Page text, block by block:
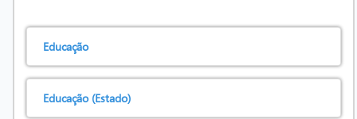
Educação
Educação (Estado)